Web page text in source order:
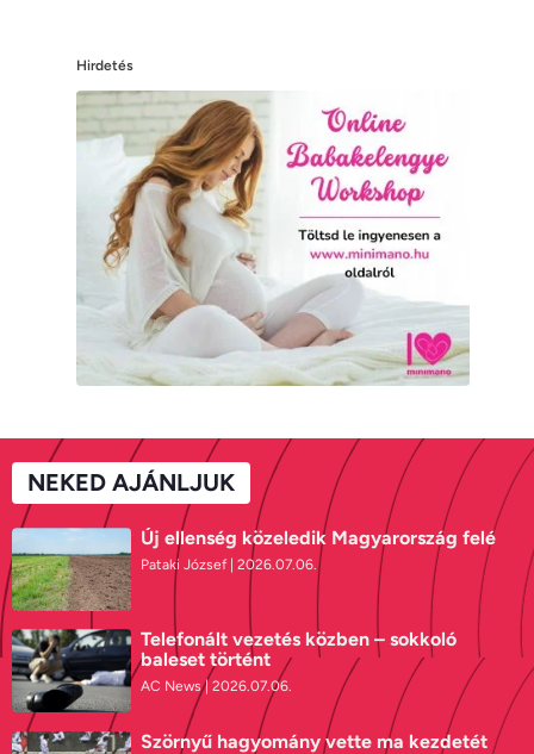
Hirdetés
NEKED AJÁNLJUK
Új ellenség közeledik Magyarország felé
Pataki József 2026.07.06.
Telefonált vezetés közben – sokkoló
baleset történt
AC News 2026.07.06.
Szörnyű hagyomány vette ma kezdetét